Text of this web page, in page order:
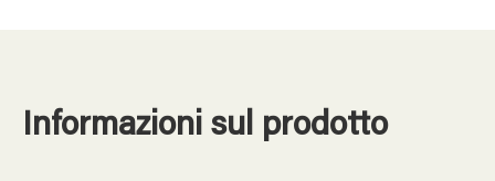
Informazioni sul prodotto